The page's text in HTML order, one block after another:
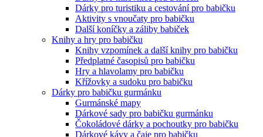
Dárky pro turistiku a cestování pro babičku
Aktivity s vnoučaty pro babičku
Další koníčky a záliby babiček
Knihy a hry pro babičku
Knihy vzpomínek a další knihy pro babičku
Předplatné časopisů pro babičku
Hry a hlavolamy pro babičku
Křížovky a sudoku pro babičku
Dárky pro babičku gurmánku
Gurmánské mapy
Dárkové sady pro babičku gurmánku
Čokoládové dárky a pochoutky pro babičku
Dárkové kávy a čaje pro babičku